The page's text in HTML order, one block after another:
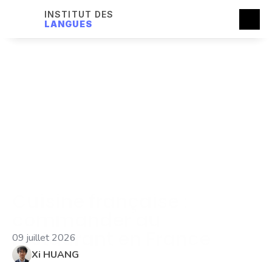
INSTITUT DES
LANGUES
restaurant en France
Xi HUANG
09 juillet 2026